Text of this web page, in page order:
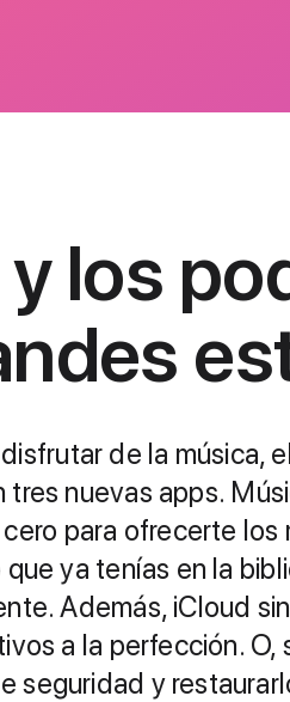
los
de la música,
nuevas apps.
para ofrecerte los
ya tenías en la
Además, iCloud
a la perfección. O,
seguridad y